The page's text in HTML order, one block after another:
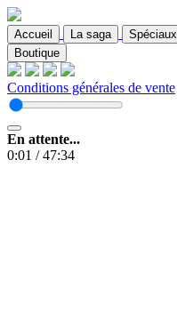
Accueil La saga Spéciaux
Boutique
Conditions générales de vente
En attente...
0:01 /47:34